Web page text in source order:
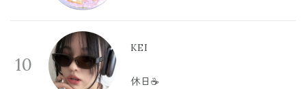
10
KEI
休日☕️